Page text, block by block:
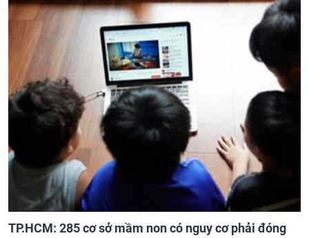
TP.HCM: 285 cơ sở mầm non có nguy cơ phải đóng